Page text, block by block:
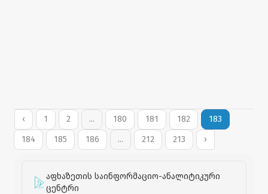
აფხაზეთის საინფორმაციო-ანალიტიკური
ცენტრი
‹ 1 2 ... 180 181 182
183
184
185 186 ... 212 213 ›